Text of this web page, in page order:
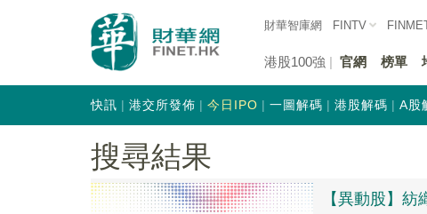
財華智庫網 FINTV
港股100強 官網 榜單
快訊 港交所發佈 今日IPO 一圖解碼 港股解碼 A股
搜尋結果
【異動股】